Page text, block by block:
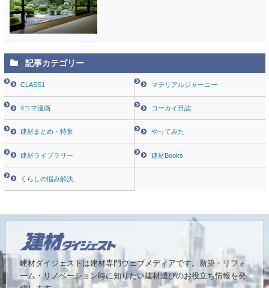
記事カテゴリー
CLASS1 マテリアルジャーニー
4コマ漫画 コーカイ日誌
建材まとめ・特集 やってみた
建材ライブラリー 建材Books
くらしの悩み解決
建材ダイジェストは建材専門ウェブメディアです。 新築・リフォ
ーム・リノベーション時に知りたい建材選びのお役立ち情報を発